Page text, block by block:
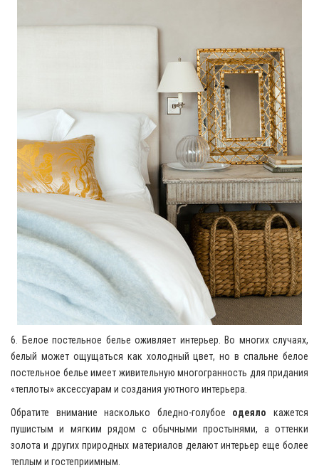
6. Белое постельное белье оживляет интерьер. Во многих случаях,
белый может ощущаться как холодный цвет, но в спальне белое
постельное белье имеет живительную многогранность для придания
«теплоты» аксессуарам и создания уютного интерьера.
Обратите внимание насколько бледно-голубое одеяло кажется
пушистым и мягким рядом с обычными простынями, а оттенки
золота и других природных материалов делают интерьер еще более
теплым и гостеприимным.